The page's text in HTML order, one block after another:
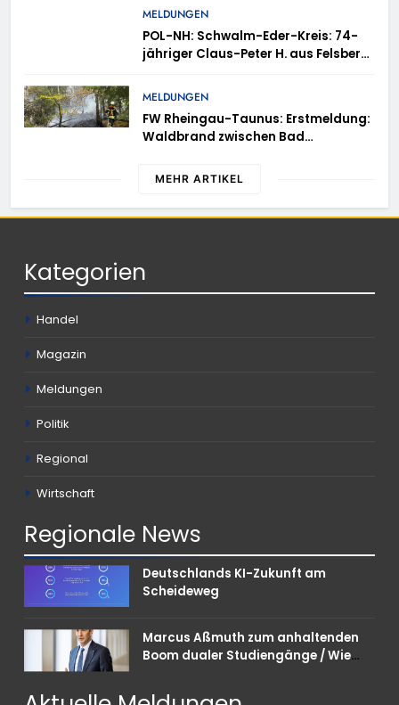
MELDUNGEN
POL-NH: Schwalm-Eder-Kreis: 74-
jähriger Claus-Peter H. aus Felsberg
MELDUNGEN
FW Rheingau-Taunus: Erstmeldung:
Waldbrand zwischen Bad
Taunusstein-Seitzenhahn – rund 150
MEHR ARTIKEL
Kategorien
Handel
Magazin
Meldungen
Politik
Regional
Wirtschaft
Regionale News
Deutschlands KI-Zukunft am
Scheideweg
Marcus Aßmuth zum anhaltenden
Boom dualer Studiengänge / Wie
punkten können